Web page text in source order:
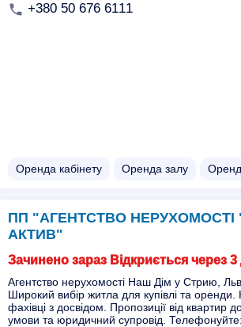
+380 50 676 6111
Оренда кабінету Оренда залу
ПП "АГЕНТСТВО НЕРУХОМОСТІ
АКТИВ"
Зачинено зараз Відкриється через 3
Агентство нерухомості Наш Дім у Стрию,
Широкий вибір житла для купівлі та оренди.
фахівці з досвідом. Пропозиції від квартир
умови та юридичний супровід.